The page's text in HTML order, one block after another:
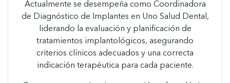
Actualmente se desempeña como Coordinadora
de Diagnóstico de Implantes en Uno Salud Dental,
liderando la evaluación y planificación de
tratamientos implantológicos, asegurando
criterios clínicos adecuados y una correcta
indicación terapéutica para cada paciente.